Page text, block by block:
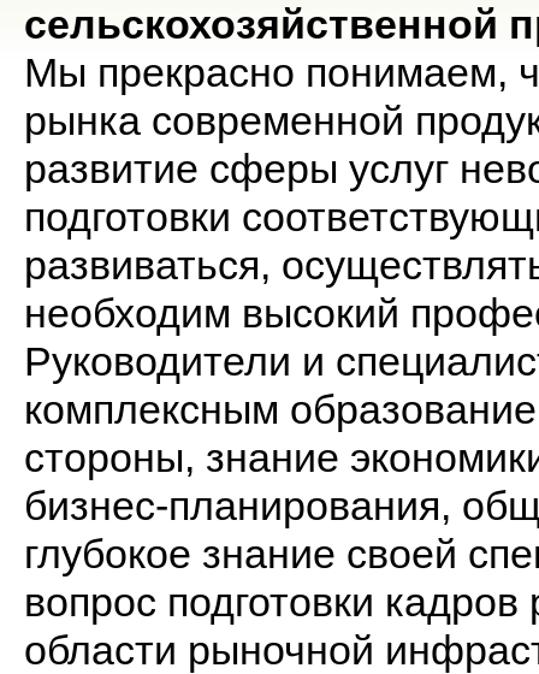
сельскохозяйственной
Мы прекрасно понимаем,
рынка современной
развитие сферы услуг
подготовки
развиваться,
необходим высокий
Руководители и
комплексным
стороны, знание
бизнес-планирования,
глубокое знание своей
вопрос подготовки
области рыночной